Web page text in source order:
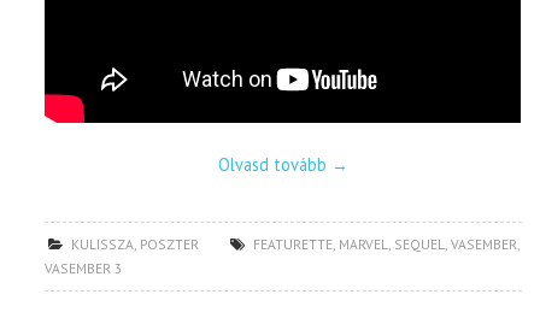
Olvasd tovább →
KULISSZA, POSZTER FEATURETTE, MARVEL, SEQUEL,VASEMBER,
VASEMBER 3